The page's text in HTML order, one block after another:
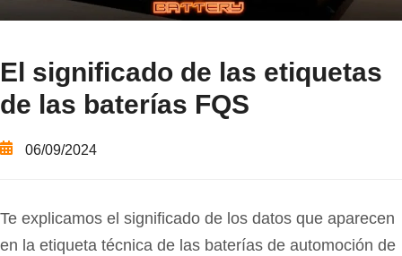
El significado de las etiquetas
de las baterías FQS
06/09/2024
Te explicamos el significado de los datos que aparecen
en la etiqueta técnica de las baterías de automoción de